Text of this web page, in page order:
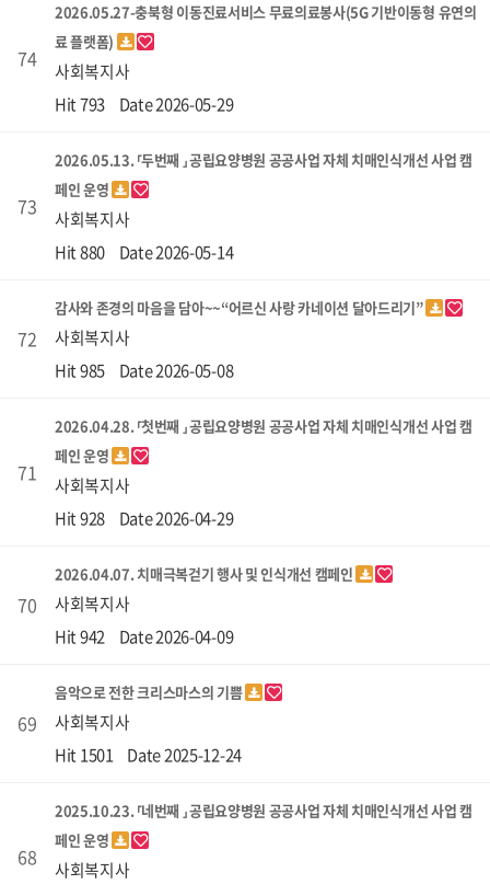
74
2026.05.27-충북형 이동진료서비스 무료의료봉사(5G 기반이동형 유연의
료 플랫폼)
사회복지사
Hit 793
Date 2026-05-29
73
2026.05.13. ⸢두번째 ⸥ 공립요양병원 공공사업 자체 치매인식개선 사업 캠
페인 운영
사회복지사
Hit 880
Date 2026-05-14
72
감사와 존경의 마음을 담아~~“어르신 사랑 카네이션 달아드리기”
사회복지사
Hit 985
Date 2026-05-08
71
2026.04.28. ⸢첫번째 ⸥ 공립요양병원 공공사업 자체 치매인식개선 사업 캠
페인 운영
사회복지사
Hit 928
Date 2026-04-29
70
2026.04.07. 치매극복걷기 행사 및 인식개선 캠페인
사회복지사
Hit 942
Date 2026-04-09
69
음악으로 전한 크리스마스의 기쁨
사회복지사
Hit 1501 Date 2025-12-24
68
2025.10.23. ⸢네번째 ⸥ 공립요양병원 공공사업 자체 치매인식개선 사업 캠
페인 운영
사회복지사